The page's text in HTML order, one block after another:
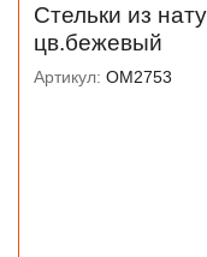
Стельки из
цв.бежевый
Артикул: OM2753